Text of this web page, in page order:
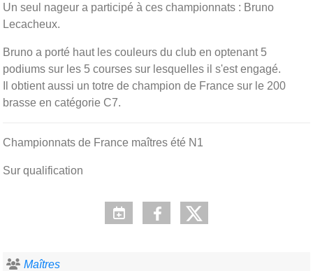
Un seul nageur a participé à ces championnats : Bruno
Lecacheux.
Bruno a porté haut les couleurs du club en optenant 5
podiums sur les 5 courses sur lesquelles il s'est engagé.
Il obtient aussi un totre de champion de France sur le 200
brasse en catégorie C7.
Championnats de France maîtres été N1
Sur qualification
Maîtres